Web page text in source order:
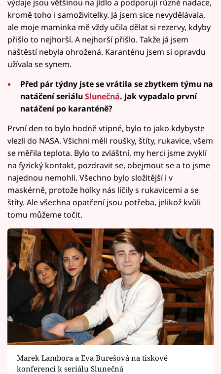
výdaje jsou většinou na jídlo a podporuji různé nadace,
kromě toho i samoživitelky. Já jsem sice nevydělávala,
ale moje maminka mě vždy učila dělat si rezervy, kdyby
přišlo to nejhorší. A nejhorší přišlo. Takže já jsem
naštěstí nebyla ohrožená. Karanténu jsem si opravdu
užívala se synem.
Před pár týdny jste se vrátila se zbytkem týmu na
natáčení seriáluSlunečná. Jak vypadalo první
natáčení po karanténě?
První den to bylo hodně vtipné, bylo to jako kdybyste
vlezli do NASA. Všichni měli roušky, štíty, rukavice, všem
se měřila teplota. Bylo to zvláštní, my herci jsme zvyklí
na fyzický kontakt, pozdravit se, obejmout se a to jsme
najednou nemohli. Všechno bylo složitější i v
maskérně, protože holky nás líčily s rukavicemi a se
štíty. Ale všechna opatření jsou potřeba, jelikož kvůli
tomu můžeme točit.
Marek Lambora a Eva Burešová na tiskové
konferenci k seriálu Slunečná